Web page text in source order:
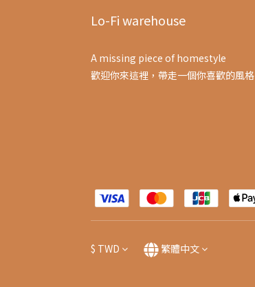
Lo-Fi warehouse
A missing piece of homestyle
歡迎你來這裡，帶走一個你喜歡的風格
$ TWD 繁體中文